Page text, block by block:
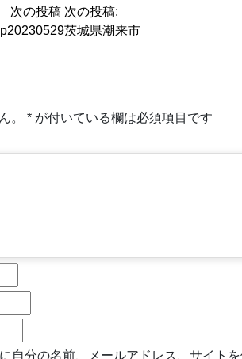
次の投稿 次の投稿:
茨城県潮来市
。 *が付いている欄は必須項目です
自分の名前、メールアドレス、サイトを